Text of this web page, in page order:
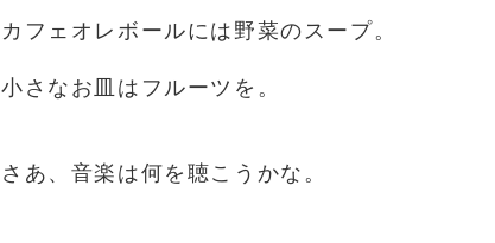
カフェオレボールには野菜のスープ。
小さなお皿はフルーツを。
さあ、音楽は何を聴こうかな。